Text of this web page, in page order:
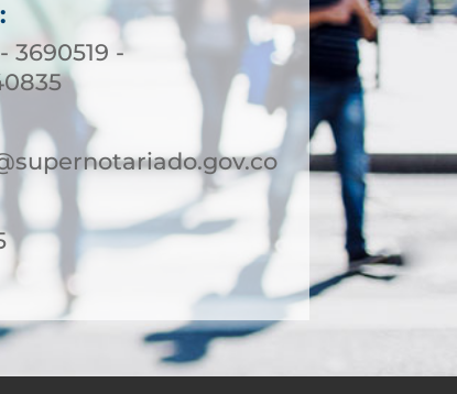
3690519 -